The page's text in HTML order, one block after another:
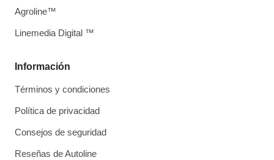
Información
Términos y condiciones
Política de privacidad
Consejos de seguridad
Reseñas de Autoline
Agroline™
Linemedia Digital ™